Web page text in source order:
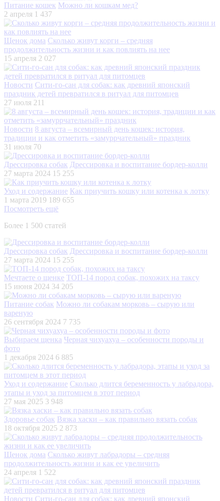
Питание кошек Можно ли кошкам мед?
2 апреля 1 437
Щенок дома Сколько живут корги – средняя
продолжительность жизни и как повлиять на нее
15 апреля 2 027
Новости Сити-го-сан для собак: как древний японский
праздник детей превратился в ритуал для питомцев
27 июля 211
Новости 8 августа – всемирный день кошек: история,
традиции и как отметить «замуррчательный» праздник
31 июля 70
Дрессировка собак Дрессировка и воспитание бордер-колли
27 марта 2024 15 255
Уход и содержание Как приучить кошку или котенка к лотку
1 марта 2019 189 655
Посмотреть ещё
Более 1 500 статей
Дрессировка собак Дрессировка и воспитание бордер-колли
27 марта 2024 15 255
Мечтаете о щенке ТОП-14 пород собак, похожих на таксу
15 июня 2024 34 205
Питание собак Можно ли собакам морковь – сырую или
вареную
26 сентября 2024 7 735
Выбираем щенка Черная чихуахуа – особенности породы и
фото
1 декабря 2024 6 885
Уход и содержание Сколько длится беременность у лабрадора,
этапы и уход за питомцем в этот период
27 мая 2025 3 948
Здоровье собак Вязка хаски – как правильно вязать собак
18 октября 2025 2 873
Щенок дома Сколько живут лабрадоры – средняя
продолжительность жизни и как ее увеличить
24 апреля 1 522
Новости Сити-го-сан для собак: как древний японский